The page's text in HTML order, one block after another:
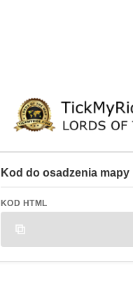
Kod do osadzenia mapy
KOD HTML